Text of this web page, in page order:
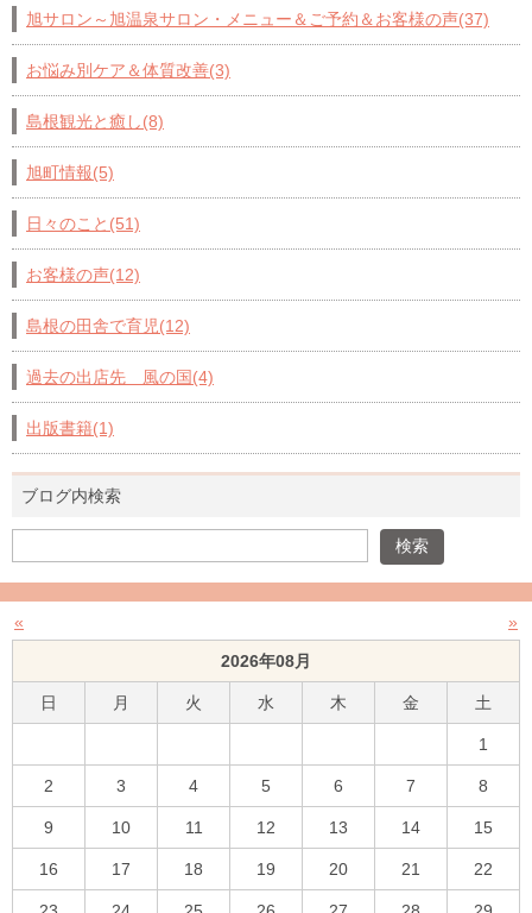
旭サロン～旭温泉サロン・メニュー＆ご予約＆お客様の声(37)
お悩み別ケア＆体質改善(3)
島根観光と癒し(8)
旭町情報(5)
日々のこと(51)
お客様の声(12)
島根の田舎で育児(12)
過去の出店先 風の国(4)
出版書籍(1)
ブログ内検索
« »
2026年08月
日 月 火 水 木 金 土
1
2 3 4 5 6 7 8
9 10 11 12 13 14 15
16 17 18 19 20 21 22